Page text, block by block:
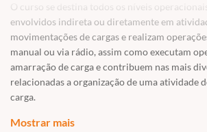
aluno um conteúdo inovador e de alta
ELEVAÇÃO DE SEU CONHECIMENTO .
Apresentamos aos participantes do curso um
qualidade com todos os parâmetros de
função como: as responsabilidades de um
operação de movimentação de carga,
orientações de uso e inspeção, tipos de
O curso se destina todos os níveis
envolvidos indireta ou diretamente em
movimentações de cargas e realizam
manual ou via rádio, assim como executam
amarração de carga e contribuem nas mais
relacionadas a organização de uma atividade
carga.
Esse curso é fundamental para profissionais
Mostrar mais